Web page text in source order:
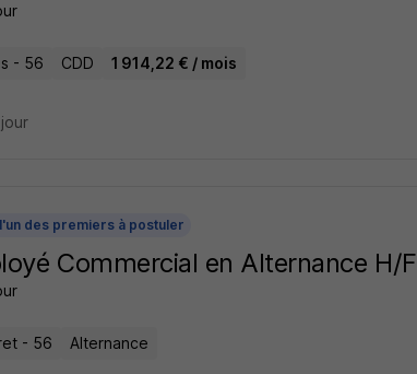
- 56 CDD 1 914,22 € / mois
des premiers à postuler
Commercial en Alternance H/F
- 56 Alternance